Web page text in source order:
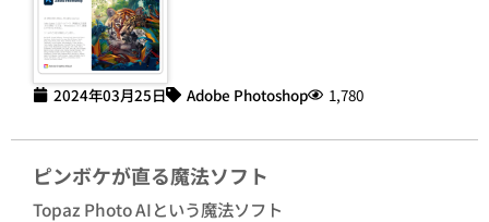
2024年03月25日 Adobe Photoshop 1,780
ピンボケが直る魔法ソフト
Topaz Photo AIという魔法ソフト